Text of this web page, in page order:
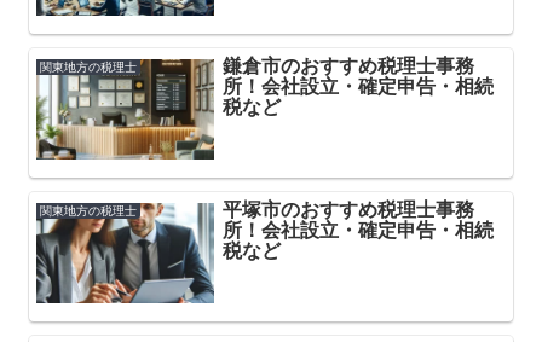
関東地方の税理士
鎌倉市のおすすめ税理士事務
所！会社設立・確定申告・相続
税など
関東地方の税理士
平塚市のおすすめ税理士事務
所！会社設立・確定申告・相続
税など